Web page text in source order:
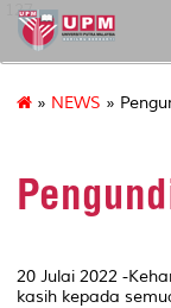
127
» NEWS »
20 Julai 2022 -
kasih kepada